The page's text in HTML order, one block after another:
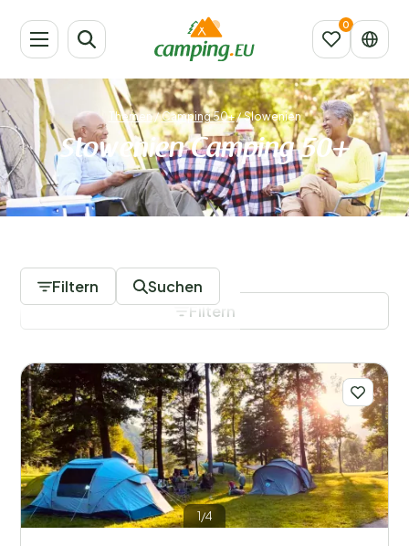
Themen/Camping 50+/Slowenien
Slowenien Camping 50+
Filtern Suchen
Regionen
Filtern
1/4